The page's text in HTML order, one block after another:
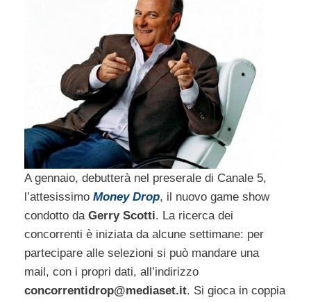
A gennaio, debutterà nel preserale di Canale 5,
l’attesissimo Money Drop, il nuovo game show
condotto da Gerry Scotti. La ricerca dei
concorrenti è iniziata da alcune settimane: per
partecipare alle selezioni si può mandare una
mail, con i propri dati, all’indirizzo
concorrentidrop@mediaset.it. Si gioca in coppia